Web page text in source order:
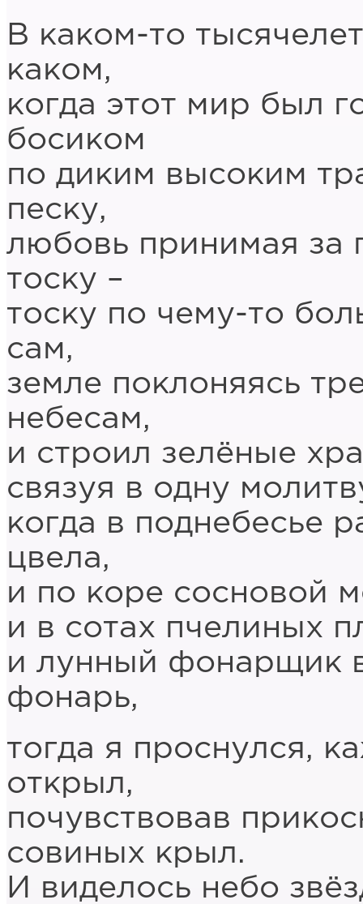
В каком-то
каком,
когда этот мир был
босиком
по диким высоким
песку,
любовь принимая за
тоску –
тоску по чему-то
сам,
земле поклоняясь
небесам,
и строил зелёные
связуя в одну
когда в поднебесье
цвела,
и по коре сосновой
и в сотах пчелиных
и лунный фонарщик
фонарь,
тогда я проснулся,
открыл,
почувствовав
совиных крыл.
И виделось небо